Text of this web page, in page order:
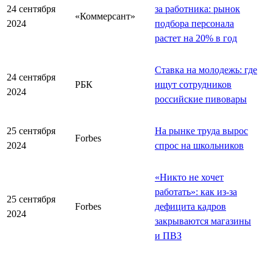
24 сентября
2024
«Коммерсант»
за работника: рынок
подбора персонала
растет на 20% в год
24 сентября
2024
РБК
Ставка на молодежь: где
ищут сотрудников
российские пивовары
25 сентября
2024
Forbes
На рынке труда вырос
спрос на школьников
25 сентября
2024
Forbes
«Никто не хочет
работать»: как из-за
дефицита кадров
закрываются магазины
и ПВЗ